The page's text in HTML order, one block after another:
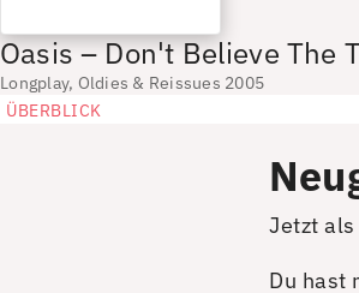
Oasis – Don't Believe The
Longplay, Oldies & Reissues 2005
ÜBERBLICK
Jetzt
Du hast